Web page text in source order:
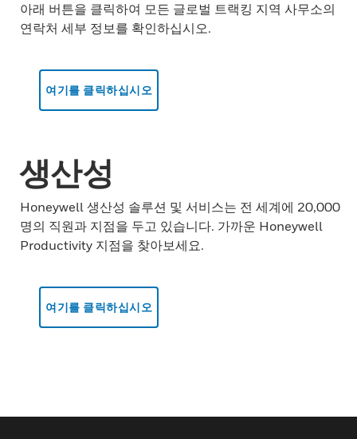
아래 버튼을 클릭하여 모든 글로벌 트랙킹 지역 사무소의
연락처 세부 정보를 확인하십시오.
여기를 클릭하십시오
생산성
Honeywell 생산성 솔루션 및 서비스는 전 세계에 20,000
명의 직원과 지점을 두고 있습니다. 가까운 Honeywell
Productivity 지점을 찾아보세요.
여기를 클릭하십시오